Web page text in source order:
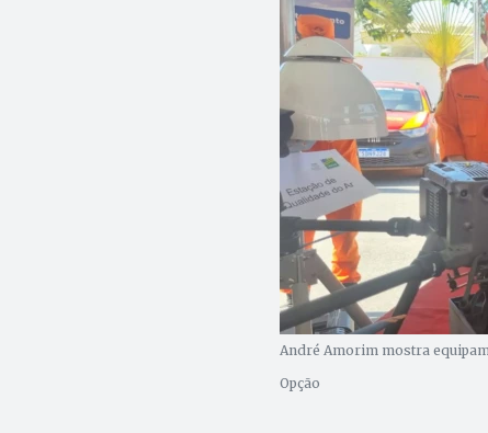
André Amorim mostra
Opção